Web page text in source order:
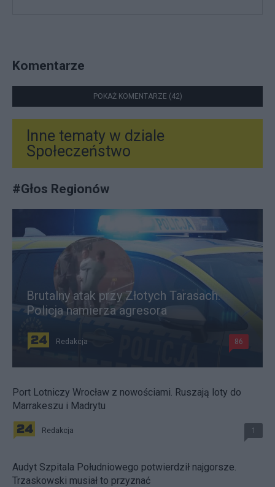
Komentarze
POKAŻ KOMENTARZE (42)
Inne tematy w dziale
Społeczeństwo
#Głos Regionów
Brutalny atak przy Złotych Tarasach.
Policja namierza agresora
Redakcja 86
Port Lotniczy Wrocław z nowościami. Ruszają loty do
Marrakeszu i Madrytu
Redakcja 1
Audyt Szpitala Południowego potwierdził najgorsze.
Trzaskowski musiał to przyznać